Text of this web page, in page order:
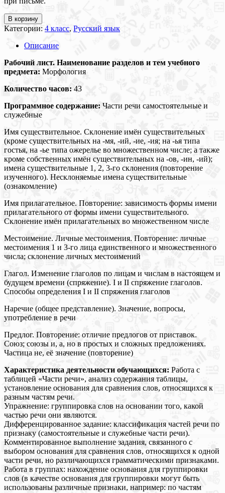
В корзину
Категории: 4 класс, Русский язык
Описание
Рабочий лист. Наименование разделов и тем учебного
предмета: Морфология
Количество часов: 43
Программное содержание: Части речи самостоятельные и
служебные
Имя существительное. Склонение имён существительных
(кроме существительных на -мя, -ий, -ие, -ия; на -ья типа
гостья, на -ье типа ожерелье во множественном числе; а также
кроме собственных имён существительных на -ов, -ин, -ий);
имена существительные 1, 2, 3-го склонения (повторение
изученного). Несклоняемые имена существительные
(ознакомление)
Имя прилагательное. Повторение: зависимость формы имени
прилагательного от формы имени существительного.
Склонение имён прилагательных во множественном числе
Местоимение. Личные местоимения. Повторение: личные
местоимения 1 и 3-го лица единственного и множественного
числа; склонение личных местоимений
Глагол. Изменение глаголов по лицам и числам в настоящем и
будущем времени (спряжение). І и ІІ спряжение глаголов.
Способы определения I и II спряжения глаголов
Наречие (общее представление). Значение, вопросы,
употребление в речи
Предлог. Повторение: отличие предлогов от приставок.
Союз; союзы и, а, но в простых и сложных предложениях.
Частица не, её значение (повторение)
Характеристика деятельности обучающихся: Работа с
таблицей «Части речи», анализ содержания таблицы,
установление основания для сравнения слов, относящихся к
разным частям речи.
Упражнение: группировка слов на основании того, какой
частью речи они являются.
Дифференцированное задание: классификация частей речи по
признаку (самостоятельные и служебные части речи).
Комментированное выполнение задания, связанного с
выбором основания для сравнения слов, относящихся к одной
части речи, но различающихся грамматическими признаками.
Работа в группах: нахождение основания для группировки
слов (в качестве основания для группировки могут быть
использованы различные признаки, например: по частям